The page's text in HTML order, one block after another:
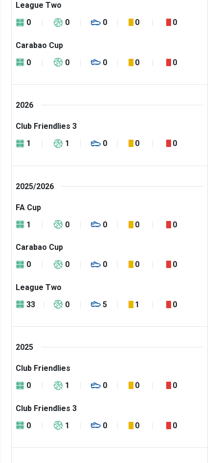
League Two
0
0 0 0 0
Carabao Cup
0
0 0 0 0
2026
Club Friendlies 3
1
1 0 0 0
2025/2026
FA Cup
1
0 0 0 0
Carabao Cup
0
0 0 0 0
League Two
33
0 5 1 0
2025
Club Friendlies
0
1 0 0 0
Club Friendlies 3
0
1 0 0 0